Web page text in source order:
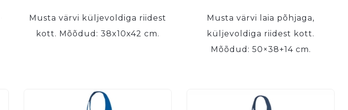
Musta värvi küljevoldiga riidest
kott. Mõõdud: 38x10x42 cm.
Musta värvi laia põhjaga,
küljevoldiga riidest kott.
Mõõdud: 50×38+14 cm.